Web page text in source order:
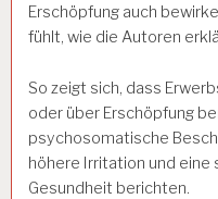
Erschöpfung auch
fühlt, wie die Autoren
So zeigt sich, dass
oder über Erschöpfung
psychosomatische
höhere Irritation und
Gesundheit berichten.